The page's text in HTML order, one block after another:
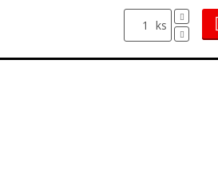
ks